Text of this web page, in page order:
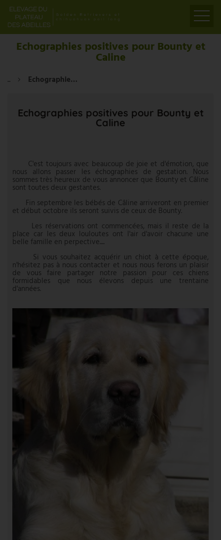
ACCUEIL
Echographies positives pour Bounty et
Caline
... Echographies positives pour Bounty et Caline
Echographies positives pour Bounty et
Caline
C'est toujours avec beaucoup de joie et d'émotion, que
nous allons passer les échographies de gestation. Nous
sommes très heureux de vous annoncer que Bounty et Câline
sont toutes deux gestantes.
Fin septembre les bébés de Câline arriveront en premier
et début octobre ils seront suivis de ceux de Bounty.
Les réservations ont commencées, mais il reste de la
place car les deux louloutes ont l'air d'avoir chacune une
belle famille en perpective.....
Si vous souhaitez acquérir un chiot à cette époque,
n'hésitez pas à nous contacter et nous nous ferons un plaisir
de vous faire partager notre passion pour ces chiens
formidables que nous élevons depuis une trentaine
d'années.